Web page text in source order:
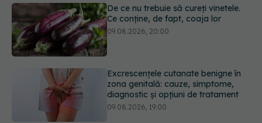
De ce nu trebuie să cureți vinetele.
Ce conține, de fapt, coaja lor
09.08.2026, 20:00
Excrescențele cutanate benigne în
zona genitală: cauze, simptome,
diagnostic și opțiuni de tratament
09.08.2026, 19:00